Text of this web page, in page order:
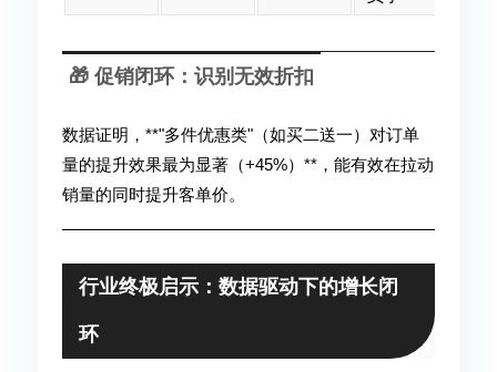
🎁 促销闭环：识别无效折扣
数据证明，**"多件优惠类"（如买二送一）对订单
量的提升效果最为显著（+45%）**，能有效在拉动
销量的同时提升客单价。
行业终极启示：数据驱动下的增长闭
环